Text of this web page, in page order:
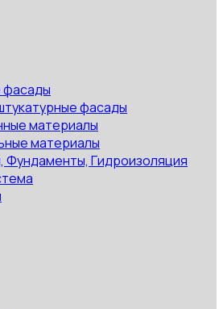
фасады
фасады
материалы
материалы
Фундаменты, Гидроизоляция